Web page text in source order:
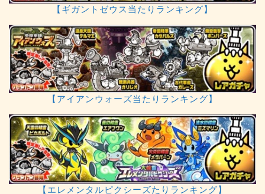
【ギガントゼウス当たりランキング】
【アイアンウォーズ当たりランキング】
【エレメンタルピクシーズたりランキング】